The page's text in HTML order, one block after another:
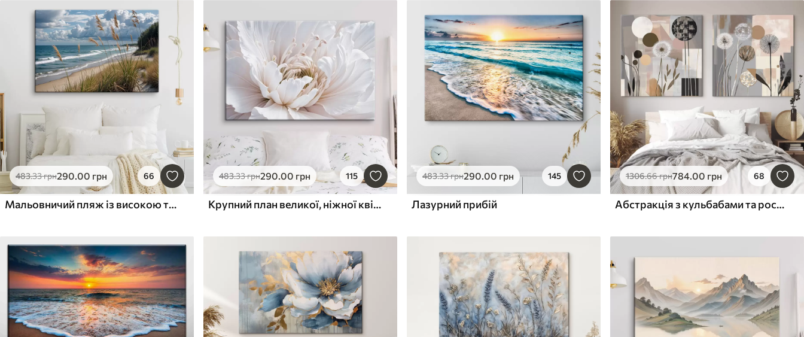
483.33грн290.00 грн 66
Мальовничий пляж із високою травою, що гойдається на вітрі, з видом на океан із розбіжними хвилями та хмарним небом
483.33грн290.00 грн 115
Крупний план великої, ніжної квітки пастельного кольору з м'якими пелюстками, що розпускаються
483.33грн290.00 грн 145
Лазурний прибій
1306.66грн784.00 грн 68
Абстракція з кульбабами та рослинами